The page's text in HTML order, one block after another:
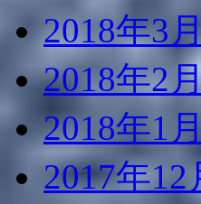
2018年3
2018年2
2018年1月
2017年12